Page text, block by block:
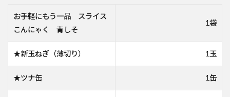
お手軽にもう一品 スライス
こんにゃく 青しそ
1袋
★新玉ねぎ（薄切り） 1玉
★ツナ缶 1缶